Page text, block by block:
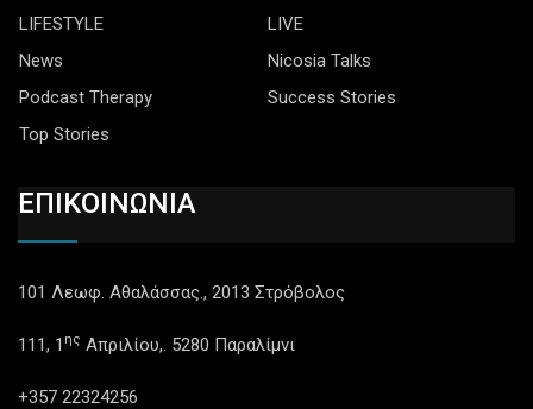
LIFESTYLE
LIVE
News
Nicosia Talks
Podcast Therapy
Success Stories
Top Stories
ΕΠΙΚΟΙΝΩΝΙΑ
101 Λεωφ. Αθαλάσσας., 2013 Στρόβολος
111, 1 ης Απριλίου,. 5280 Παραλίμνι
+357 22324256